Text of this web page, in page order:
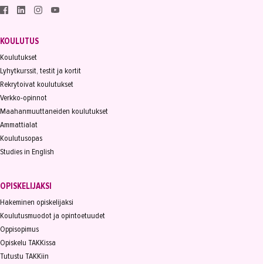
KOULUTUS
Koulutukset
Lyhytkurssit, testit ja kortit
Rekrytoivat koulutukset
Verkko-opinnot
Maahanmuuttaneiden koulutukset
Ammattialat
Koulutusopas
Studies in English
OPISKELIJAKSI
Hakeminen opiskelijaksi
Koulutusmuodot ja opintoetuudet
Oppisopimus
Opiskelu TAKKissa
Tutustu TAKKiin